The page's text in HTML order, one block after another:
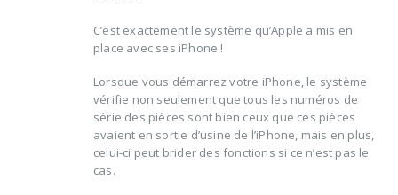
C’est exactement le système qu’Apple a mis en
place avec ses iPhone !
Lorsque vous démarrez votre iPhone, le système
vérifie non seulement que tous les numéros de
série des pièces sont bien ceux que ces pièces
avaient en sortie d’usine de l’iPhone, mais en plus,
celui-ci peut brider des fonctions si ce n’est pas le
cas.